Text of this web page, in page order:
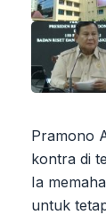
Pramono
kontra di
Ia
untuk